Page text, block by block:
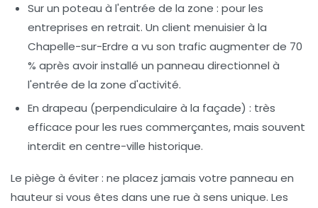
Sur un poteau à l'entrée de la zone : pour les
entreprises en retrait. Un client menuisier à la
Chapelle-sur-Erdre a vu son trafic augmenter de 70
% après avoir installé un panneau directionnel à
l'entrée de la zone d'activité.
En drapeau (perpendiculaire à la façade) : très
efficace pour les rues commerçantes, mais souvent
interdit en centre-ville historique.
Le piège à éviter : ne placez jamais votre panneau en
hauteur si vous êtes dans une rue à sens unique. Les